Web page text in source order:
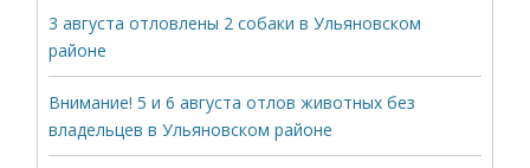
3 августа отловлены 2 собаки в Ульяновском
районе
Внимание! 5 и 6 августа отлов животных без
владельцев в Ульяновском районе